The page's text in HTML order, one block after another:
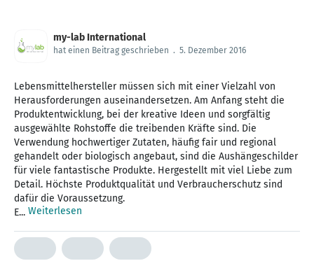
my-lab International
hat einen Beitrag geschrieben . 5. Dezember 2016
Lebensmittelhersteller müssen sich mit einer Vielzahl von
Herausforderungen auseinandersetzen. Am Anfang steht die
Produktentwicklung, bei der kreative Ideen und sorgfältig
ausgewählte Rohstoffe die treibenden Kräfte sind. Die
Verwendung hochwertiger Zutaten, häufig fair und regional
gehandelt oder biologisch angebaut, sind die Aushängeschilder
für viele fantastische Produkte. Hergestellt mit viel Liebe zum
Detail. Höchste Produktqualität und Verbraucherschutz sind
dafür die Voraussetzung.
E... Weiterlesen